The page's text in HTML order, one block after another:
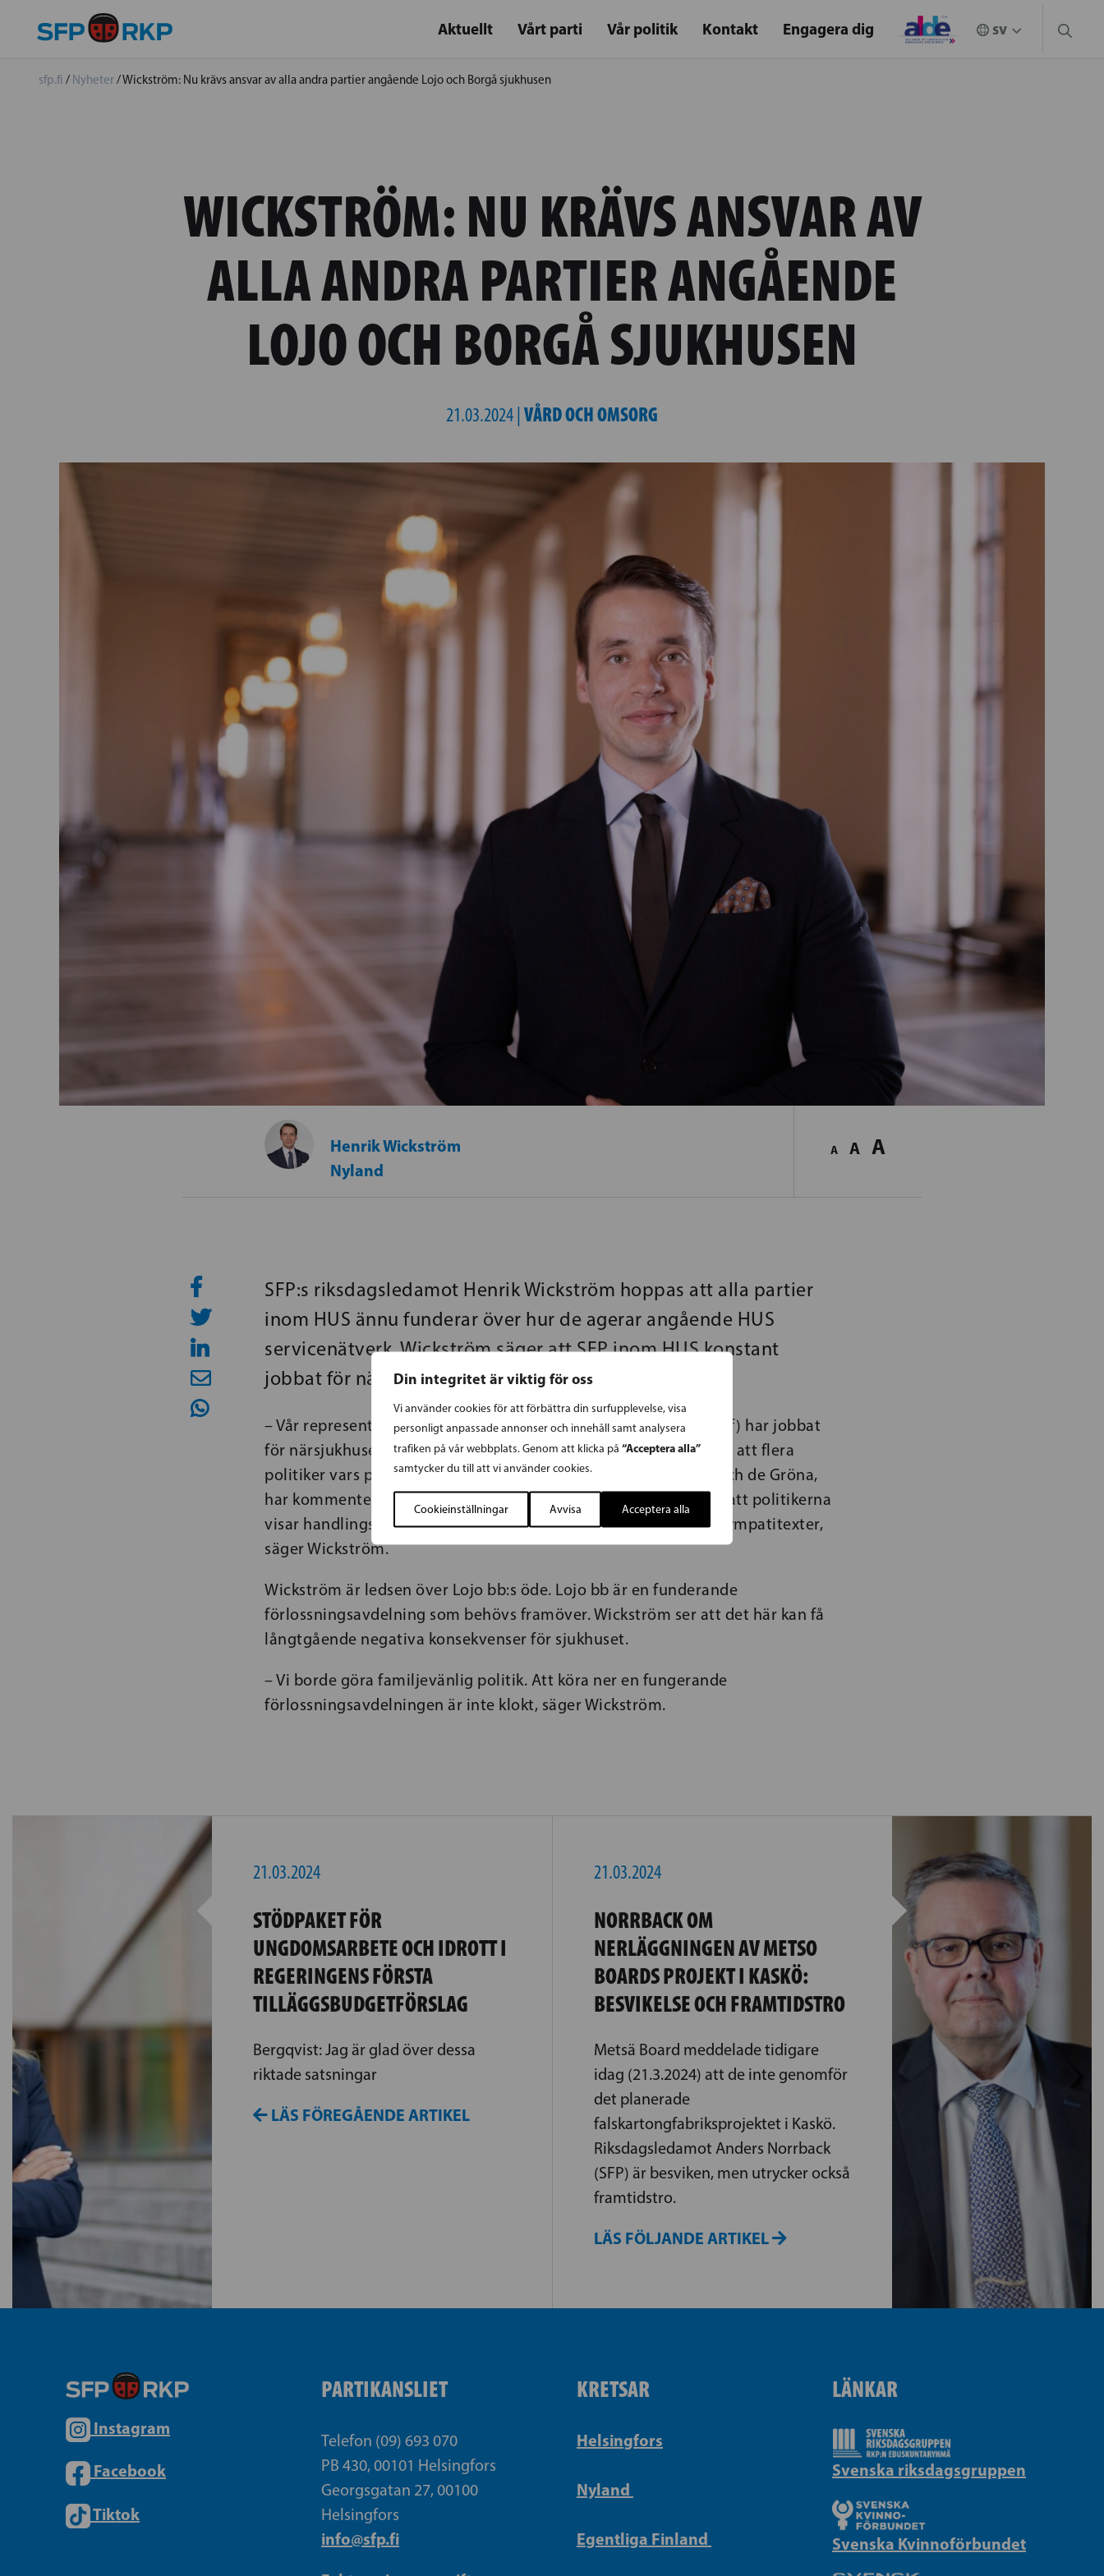
Din integritet är viktig för oss
Vi använder cookies för att förbättra din surfupplevelse, visa
personligt anpassade annonser och innehåll samt analysera
trafiken på vår webbplats. Genom att klicka på “Acceptera alla”
samtycker du till att vi använder cookies.
Cookieinställningar Avvisa Acceptera alla
Aktuellt Vårt parti Vår politik Kontakt Engagera dig
sfp.fi / Nyheter/Wickström: Nu krävs ansvar av alla andra partier angående Lojo och Borgå sjukhusen
WICKSTRÖM: NU KRÄVS ANSVAR AV
ALLA ANDRA PARTIER ANGÅENDE
LOJO OCH BORGÅ SJUKHUSEN
21.03.2024 | VÅRD OCH OMSORG
Henrik Wickström
Nyland
A A A
SFP:s riksdagsledamot Henrik Wickström hoppas att alla partier
inom HUS ännu funderar över hur de agerar angående HUS
servicenätverk. Wickström säger att SFP inom HUS konstant
jobbat för närsjukhusen.
– Vår representanter (Elin Blomqvist-Valtonen och Karin Cederlöf) har jobbat
för närsjukhusen Borgå, Lojo och Raseborg konstant. Jag har sett att flera
politiker vars partier är representerade inom HUS, så som SDP och de Gröna,
har kommenterat att planerna är problematiska. Nu hoppas jag att politikerna
visar handlingskraft i praktiken. Nu räcker det inte enbart med sympatitexter,
säger Wickström.
Wickström är ledsen över Lojo bb:s öde. Lojo bb är en funderande
förlossningsavdelning som behövs framöver. Wickström ser att det här kan få
långtgående negativa konsekvenser för sjukhuset.
– Vi borde göra familjevänlig politik. Att köra ner en fungerande
förlossningsavdelningen är inte klokt, säger Wickström.
21.03.2024
STÖDPAKET FÖR
UNGDOMSARBETE OCH IDROTT I
REGERINGENS FÖRSTA
TILLÄGGSBUDGETFÖRSLAG
Bergqvist: Jag är glad över dessa
riktade satsningar
LÄS FÖREGÅENDE ARTIKEL
21.03.2024
NORRBACK OM
NERLÄGGNINGEN AV METSO
BOARDS PROJEKT I KASKÖ:
BESVIKELSE OCH FRAMTIDSTRO
Metsä Board meddelade tidigare
idag (21.3.2024) att de inte genomför
det planerade
falskartongfabriksprojektet i Kaskö.
Riksdagsledamot Anders Norrback
(SFP) är besviken, men utrycker också
framtidstro.
LÄS FÖLJANDE ARTIKEL
Instagram
Facebook
Tiktok
PARTIKANSLIET
Telefon (09) 693 070
PB 430, 00101 Helsingfors
Georgsgatan 27, 00100
Helsingfors
info@sfp.fi
KRETSAR
Helsingfors
Nyland
Egentliga Finland
LÄNKAR
Svenska riksdagsgruppen
Svenska Kvinnoförbundet